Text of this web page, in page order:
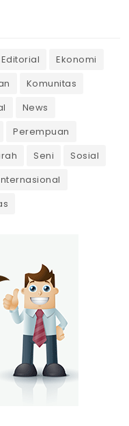
Editorial
Ekonomi
Komunitas
News
Perempuan
Seni
Sosial